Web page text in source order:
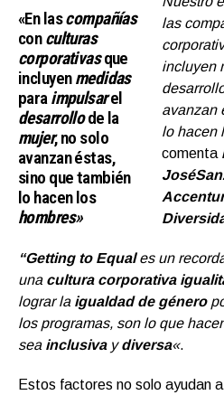
«En lascompañías
conculturas
corporativasque
incluyenmedidas
paraimpulsarel
desarrollode la
mujer, no solo
avanzan éstas,
sino que también
lo hacen los
hombres»
las
incluyen
avanzan
lo hacen
comenta
“Getting to Equales un
una cultura corporativa
lograr la igualdad de género
los programas, son lo que
sea inclusivaydiversa«.
Estos factores no solo ayudan